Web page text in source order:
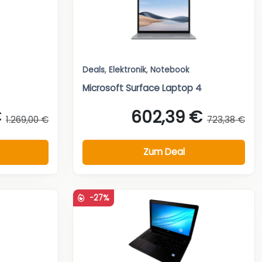
1.269,00 €
Deals, Elektronik, Notebook
Microsoft Surface Laptop 4
602,39 € 723,38 €
Zum Deal
-27%